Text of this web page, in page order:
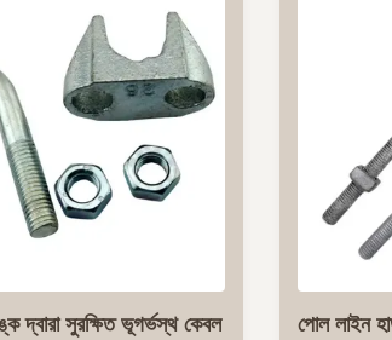
সুরক্ষিত ভূগর্ভস্থ কেবল
পোল লাইন